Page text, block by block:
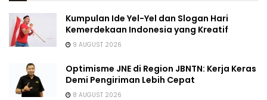
Kumpulan Ide Yel-Yel dan Slogan Hari
Kemerdekaan Indonesia yang Kreatif
9 AUGUST 2026
Optimisme JNE di Region JBNTN: Kerja Keras
Demi Pengiriman Lebih Cepat
8 AUGUST 2026